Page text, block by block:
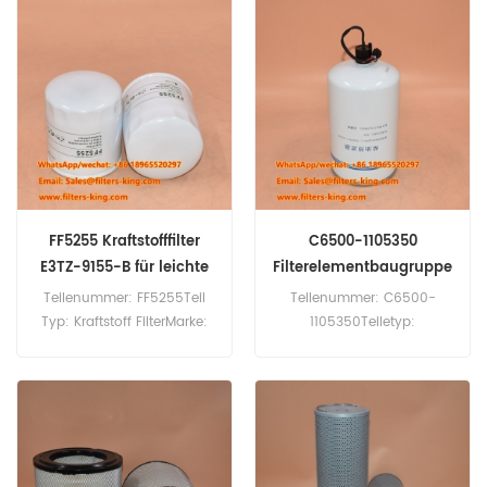
01012240A B7483 P550086
Verwendung für Yuchai
6M/6108 YC6A210L-D220
YC6M350L-D20 YC6T550L-
D20 YC6T600L-D22
YC6T660L-D20.
60 Stück470200
Dieselkraftstofffilter,
Querverweis LF3777, P19185,
Wartsila 8R32LN.
FF5255 Kraftstofffilter
E3TZ-9155-B für leichte
Lkw
Teilenummer: FF5255Teil
Typ: Kraftstoff FilterMarke:
9155-B für Ford Light-Duty
Trucks; Gehl, John Deere,
C6500-1105350
Filterelementbaugruppe
für YC4D130-20
Teilenummer: C6500-
1105350Teiletyp:
60 StückC6500-1105350
Filterelementbaugruppe für
Yuchai YC4D130-20